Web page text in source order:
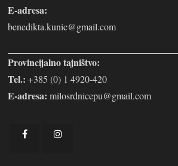
E-adresa:
benedikta.kunic@gmail.com
Provincijalno tajništvo:
Tel.:+385 (0) 1 4920-420
E-adresa:milosrdnicepu@gmail.com